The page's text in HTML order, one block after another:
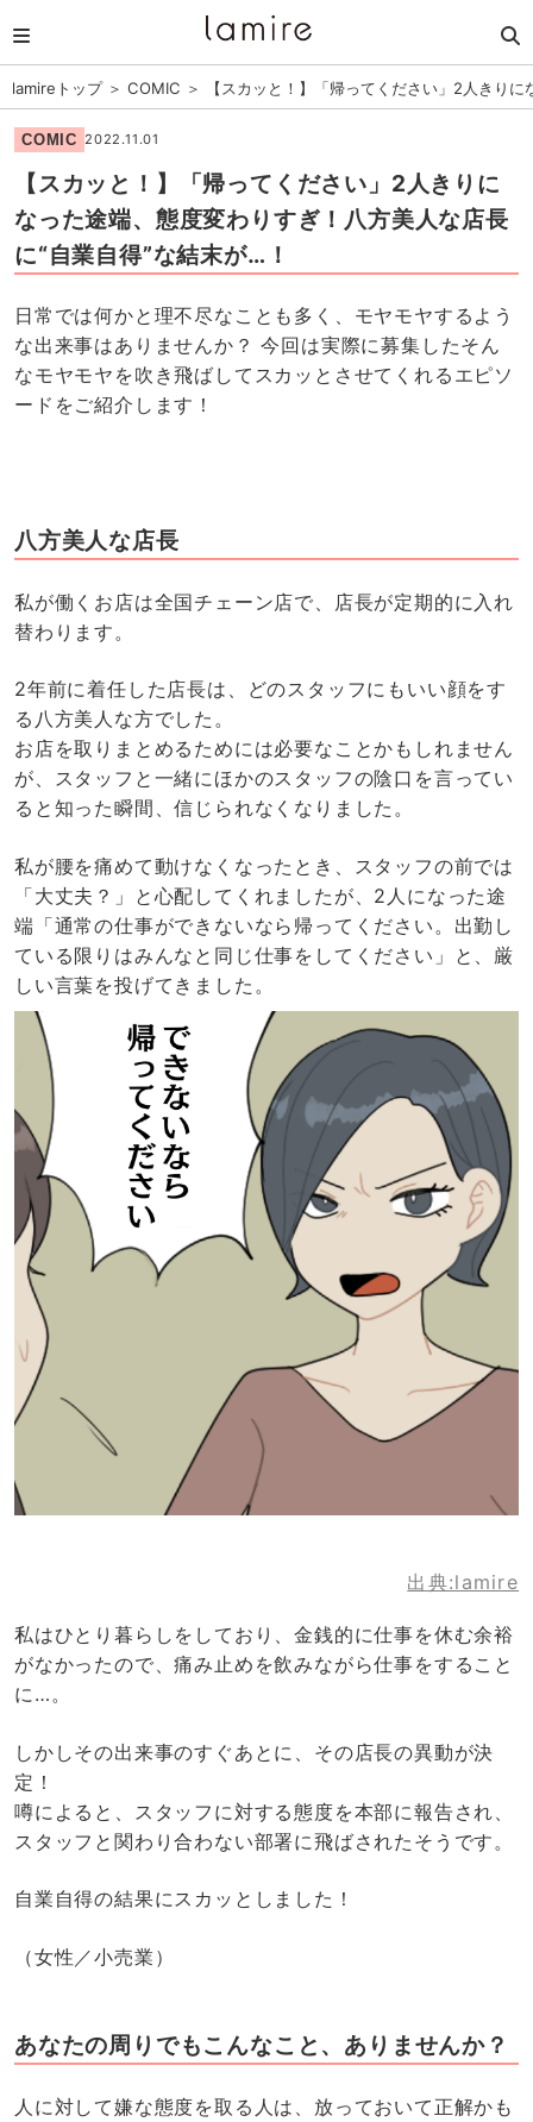
lamireトップ＞ COMIC ＞ 【スカッと！】「帰ってください」2人きり
COMIC 2022.11.01
【スカッと！】「帰ってください」2人きりに
なった途端、態度変わりすぎ！八方美人な店長
に“自業自得”な結末が…！
日常では何かと理不尽なことも多く、モヤモヤするよう
な出来事はありませんか？ 今回は実際に募集したそん
なモヤモヤを吹き飛ばしてスカッとさせてくれるエピソ
ードをご紹介します！
八方美人な店長
私が働くお店は全国チェーン店で、店長が定期的に入れ
替わります。
2年前に着任した店長は、どのスタッフにもいい顔をす
る八方美人な方でした。
お店を取りまとめるためには必要なことかもしれません
が、スタッフと一緒にほかのスタッフの陰口を言ってい
ると知った瞬間、信じられなくなりました。
私が腰を痛めて動けなくなったとき、スタッフの前では
「大丈夫？」と心配してくれましたが、2人になった途
端「通常の仕事ができないなら帰ってください。出勤し
ている限りはみんなと同じ仕事をしてください」と、厳
しい言葉を投げてきました。
出典:lamire
私はひとり暮らしをしており、金銭的に仕事を休む余裕
がなかったので、痛み止めを飲みながら仕事をすること
に…。
しかしその出来事のすぐあとに、その店長の異動が決
定！
噂によると、スタッフに対する態度を本部に報告され、
スタッフと関わり合わない部署に飛ばされたそうです。
自業自得の結果にスカッとしました！
（女性／小売業）
あなたの周りでもこんなこと、ありませんか？
人に対して嫌な態度を取る人は、放っておいて正解かも